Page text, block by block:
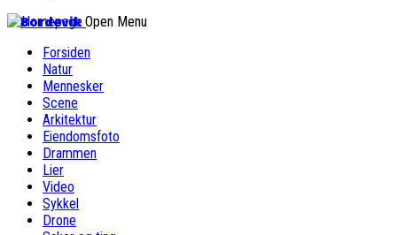
Bordevik Open Menu
Forsiden
Natur
Mennesker
Scene
Arkitektur
Eiendomsfoto
Drammen
Lier
Video
Sykkel
Drone